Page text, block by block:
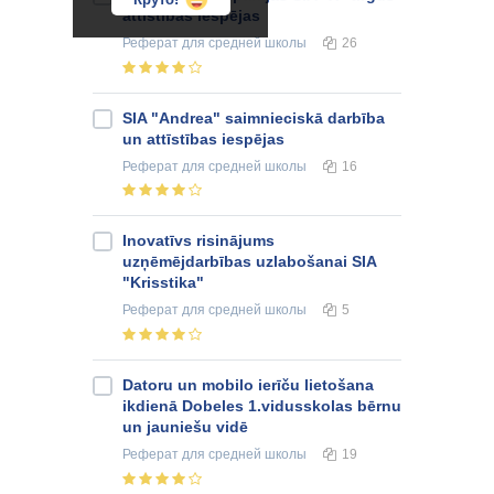
attīstības iespējas
Рефератдля средней школы 26
SIA "Andrea" saimnieciskā darbība
un attīstības iespējas
Реферат для средней школы 16
Inovatīvs risinājums
uzņēmējdarbības uzlabošanai SIA
"Krisstika"
Реферат для средней школы 5
Datoru un mobilo ierīču lietošana
ikdienā Dobeles 1.vidusskolas bērnu
un jauniešu vidē
Реферат для средней школы 19